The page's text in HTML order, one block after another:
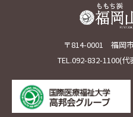
〒814-0001 福岡
TEL.092-832-1100(代